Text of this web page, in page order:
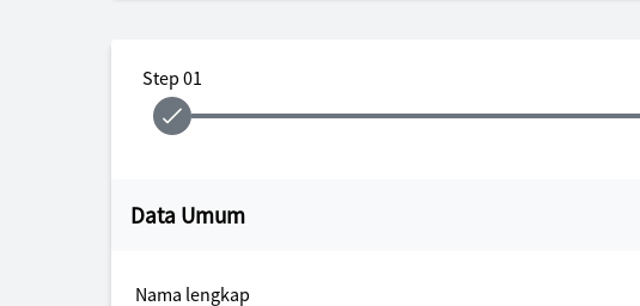
Step 01
Data Umum
Nama lengkap